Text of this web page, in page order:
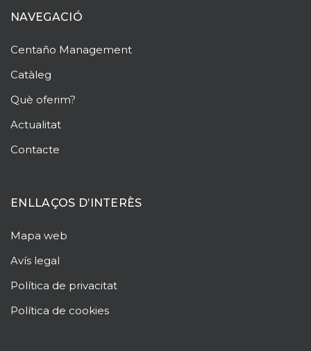
NAVEGACIÓ
Centaño Management
Catàleg
Què oferim?
Actualitat
Contacte
ENLLAÇOS D’INTERÈS
Mapa web
Avís legal
Política de privacitat
Política de cookies